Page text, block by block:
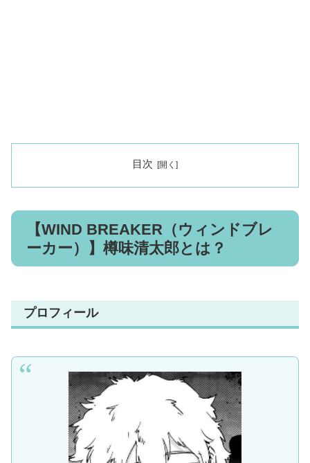
目次
【WIND BREAKER（ウィンドブレ
ーカー）】樽味清太郎とは？
プロフィール